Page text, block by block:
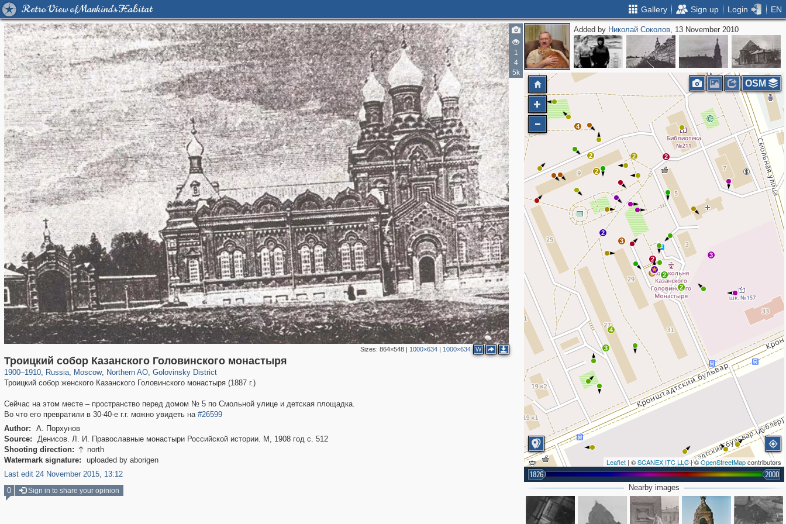
Retro View of Mankind's Habitat Gallery Sign up Login EN
1
4
5k
Sizes: 864×548| 1000×634| 1000×634 W
Троицкий собор Казанского Головинского монастыря
1900–1910, Russia
1,407,206 29,248
, Moscow
319,878 8,286
, Northern AO
22,544 598
, Golovinsky District
1,532 31
Троицкий собор женского Казанского Головинского монастыря (1887 г.)
Сейчас на этом месте – пространство перед домом № 5 по Смольной улице и детская площадка.
Во что его превратили в 30-40-е г.г. можно увидеть на #26599
Author:
А. Порхунов
Source:
Денисов. Л. И. Православные монастыри Российской истории. М, 1908 год с. 512
Shooting direction:  north
Watermark signature:
uploaded by aborigen
Last edit 24 November 2015, 13:12
Added by Николай Соколов, 13 November 2010
3
4
5
2
2
2
3
2
2
3
2
2
2
4
Leaflet | ©SCANEX ITC LLC| ©OpenStreetMapcontributors
1826 2000
OSM
Nearby images
0 Sign in to share your opinion